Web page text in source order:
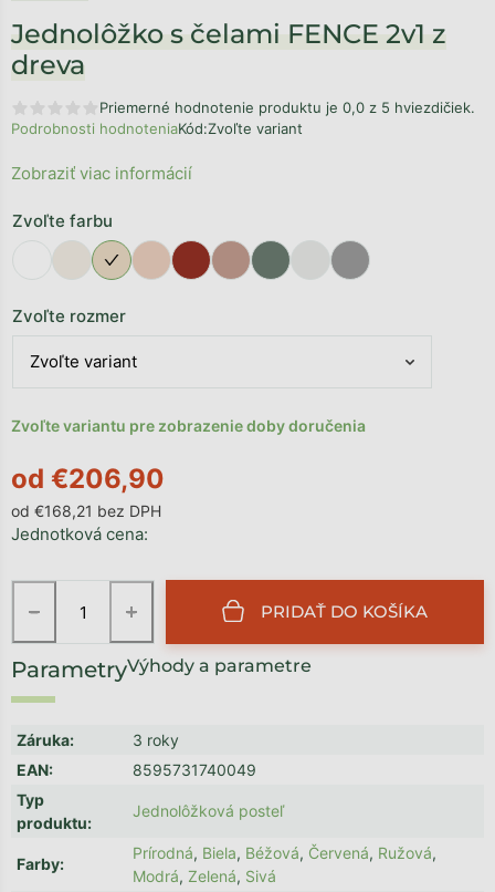
Jednolôžko s čelami FENCE 2v1 z
dreva
Priemerné hodnotenie produktu je 0,0 z 5 hviezdičiek.
Podrobnosti hodnoteniaKód:Zvoľte variant
od €206,90
od €168,21 bez DPH
Jednotková cena:
Zvoľte variantu pre zobrazenie doby doručenia
Zvoľte farbu
Zvoľte rozmer
+
− PRIDAŤ DO KOŠÍKA
Výhody a parametre
Záruka:
3 roky
EAN:
8595731740049
Typ
produktu:
Jednolôžková posteľ
Farby:
Prírodná, Biela, Béžová, Červená, Ružová,
Modrá, Zelená, Sivá
Zobraziť viac informácií